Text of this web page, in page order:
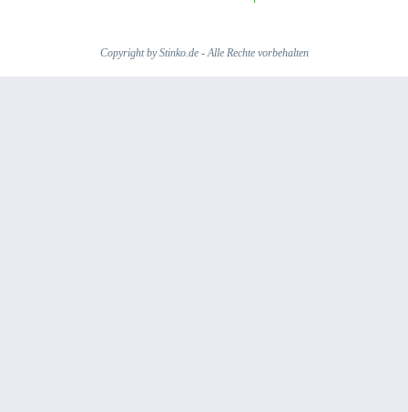
Copyright by Stinko.de - Alle Rechte vorbehalten